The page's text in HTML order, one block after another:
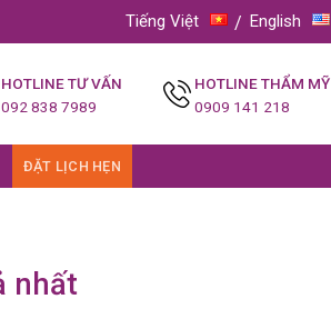
Tiếng Việt English
HOTLINE TƯ VẤN
092 838 7989
HOTLINE THẨM MỸ
0909 141 218
ĐẶT LỊCH HẸN
nhất